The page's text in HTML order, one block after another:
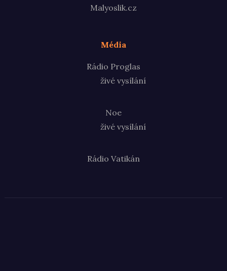
Malyoslik.cz
Média
Rádio Proglas
živé vysílání
Noe
živé vysílání
Rádio Vatikán